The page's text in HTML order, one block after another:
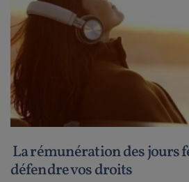
La rémunération des jours
défendre vos droits